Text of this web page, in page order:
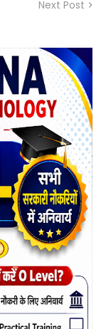
Next Post